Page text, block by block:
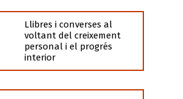
Llibres i converses al
voltant del creixement
personal i el progrés
interior